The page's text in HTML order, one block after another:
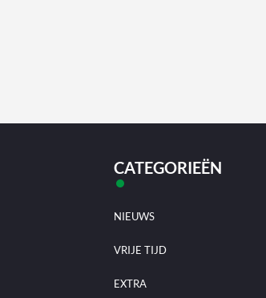
CATEGORIEËN
NIEUWS
VRIJE TIJD
EXTRA